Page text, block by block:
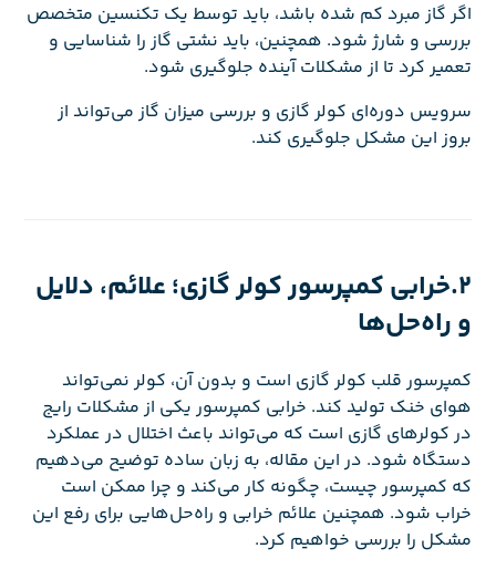
اگر گاز مبرد کم شده باشد، باید توسط یک تکنسین متخصص
بررسی و شارژ شود. همچنین، باید نشتی گاز را شناسایی و
تعمیر کرد تا از مشکلات آینده جلوگیری شود.
سرویس دوره‌ای کولر گازی و بررسی میزان گاز می‌تواند از
بروز این مشکل جلوگیری کند.
2.خرابی کمپرسور کولر گازی؛ علائم، دلایل
و راه‌حل‌ها
کمپرسور قلب کولر گازی است و بدون آن، کولر نمی‌تواند
هوای خنک تولید کند. خرابی کمپرسور یکی از مشکلات رایج
در کولرهای گازی است که می‌تواند باعث اختلال در عملکرد
دستگاه شود. در این مقاله، به زبان ساده توضیح می‌دهیم
که کمپرسور چیست، چگونه کار می‌کند و چرا ممکن است
خراب شود. همچنین علائم خرابی و راه‌حل‌هایی برای رفع این
مشکل را بررسی خواهیم کرد.